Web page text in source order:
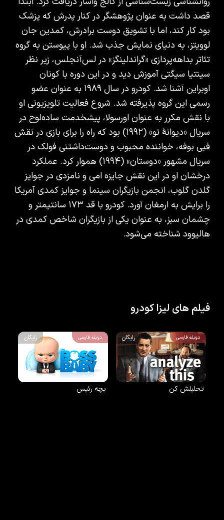
قصد داشت به عنوان پژوهشگر در کنار پدرش که پزشک
بود کار کند، اما با تشویق دوست برادرش، کمدین جان
لوویتز، به دنیای نمایش جذب شد. او با پیوستن به گروه
تئاتر بداهه‌پردازی «گراندلینگز» در لس‌آنجلس، زیر نظر
سینتیا سیگتی آموزش دید و در این دوره با کونان
اوبراین آشنا شد. کودرو در سال ۱۹۸۹ به عنوان عضو
رسمی این گروه پذیرفته شد. شروع فعالیت تلویزیونی او
با نقش مکرر به عنوان اورسولا، پیشخدمت ساده‌لوح در
سریال «دیوانهٔ تو» (۱۹۹۲) بود که راه را برای بازی در نقش
فبی بوفه، خواننده محبوب و دوست‌داشتنی فولک در
سریال مشهور «دوستان» (۱۹۹۴) هموار کرد. عملکرد
درخشان او در این نقش جایزه امی و نامزدی در جوایز
گلدن گلوب، انجمن بازیگران سینما و جوایز کمدی آمریکا
را برایش به ارمغان آورد. کودرو با قد ۱۷۳ سانتیمتر و
چشمان سبز، به عنوان یکی از بازیگران شاخص کمدی در
هالیوود شناخته می‌شود.
فیلم های لیزا کودرو
دوبله فارسی رایگان
تحلیلش کن
دوبله فارسی رایگان
بچه رئیس